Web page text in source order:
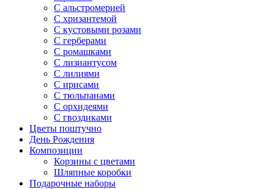
С альстромерией
С хризантемой
С кустовыми розами
С герберами
С ромашками
С лизиантусом
С лилиями
С ирисами
С тюльпанами
С орхидеями
С гвоздиками
Цветы поштучно
День Рождения
Композиции
Корзины с цветами
Шляпные коробки
Подарочные наборы